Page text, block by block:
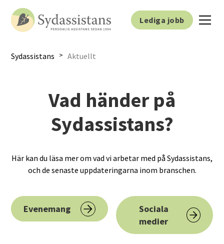
Lediga jobb
Sydassistans > Aktuellt
Vad händer på
Sydassistans?
Här kan du läsa mer om vad vi arbetar med på Sydassistans,
och de senaste uppdateringarna inom branschen.
Evenemang
Sociala
medier